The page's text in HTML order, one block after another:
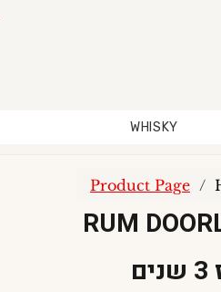
WHISKY
/
Product Page
RUM